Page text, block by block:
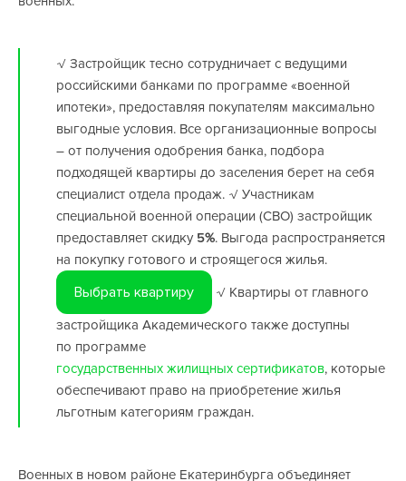
√ Застройщик тесно сотрудничает с ведущими
российскими банками по программе «военной
ипотеки», предоставляя покупателям максимально
выгодные условия. Все организационные вопросы
– от получения одобрения банка, подбора
подходящей квартиры до заселения берет на себя
специалист отдела продаж. √ Участникам
специальной военной операции (СВО) застройщик
предоставляет скидку 5%. Выгода распространяется
на покупку готового и строящегося жилья.
Выбрать квартиру
√ Квартиры от главного
застройщика Академического также доступны
по программе
государственных жилищных сертификатов, которые
обеспечивают право на приобретение жилья
льготным категориям граждан.
Военных в новом районе Екатеринбурга объединяет